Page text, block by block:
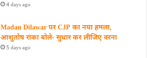
4 days ago
Madan Dilawar पर CJP का नया हमला,
आशुतोष रांका बोले- सुधार कर लीजिए वरना
5 days ago